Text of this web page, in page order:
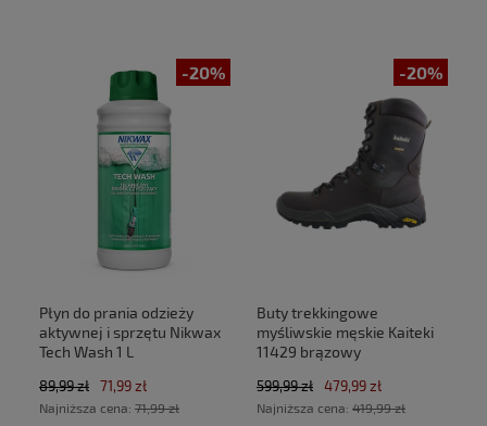
-20%
Płyn do prania odzieży
aktywnej i sprzętu Nikwax
Tech Wash 1 L
89,99 zł 71,99 zł
Najniższa cena: 71,99 zł
-20%
Buty trekkingowe
myśliwskie męskie Kaiteki
11429 brązowy
599,99 zł 479,99 zł
Najniższa cena: 419,99 zł